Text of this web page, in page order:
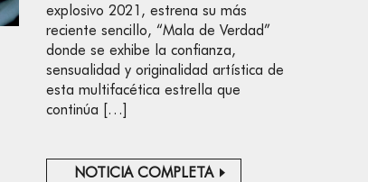
explosivo 2021, estrena su más
reciente sencillo, “Mala de Verdad”
donde se exhibe la confianza,
sensualidad y originalidad artística de
esta multifacética estrella que
continúa […]
NOTICIA COMPLETA